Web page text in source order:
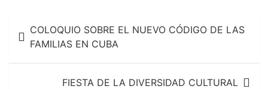
o
o
k
A
p
p
Navegación
de
entradas
COLOQUIO SOBRE EL NUEVO CÓDIGO DE LAS
FAMILIAS EN CUBA
FIESTA DE LA DIVERSIDAD CULTURAL